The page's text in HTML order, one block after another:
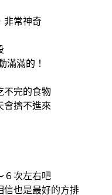
非常神奇
滿滿的！
不完的食物
會擠不進來
６次左右吧
信也是最好的方排